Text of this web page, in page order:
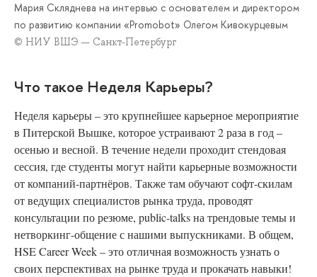
Мария Скляднева на интервью с основателем и директором
по развитию компании «Promobot» Олегом Кивокурцевым
© НИУ ВШЭ — Санкт-Петербург
Что такое Неделя Карьеры?
Неделя карьеры – это крупнейшее карьерное мероприятие
в Питерской Вышке, которое устраивают 2 раза в год –
осенью и весной. В течение недели проходит стендовая
сессия, где студенты могут найти карьерные возможности
от компаний-партнёров. Также там обучают софт-скилам
от ведущих специалистов рынка труда, проводят
консультации по резюме, public-talks на трендовые темы и
нетворкинг-общение с нашими выпускниками. В общем,
HSE Career Week – это отличная возможность узнать о
своих перспективах на рынке труда и прокачать навыки!